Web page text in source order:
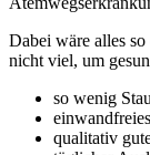
Dabei wäre alles
nicht viel, um
so wenig
qualitativ